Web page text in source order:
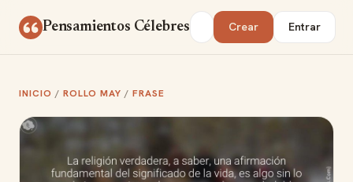
Pensamientos Célebres Buscar Crear Entrar
INICIO / ROLLO MAY /FRASE